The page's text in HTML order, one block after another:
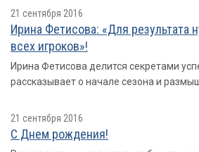
21 сентября 2016
Ирина Фетисова: «Для результата
всех игроков»!
Ирина Фетисова делится секретами
рассказывает о начале сезона и
21 сентября 2016
С Днем рождения!